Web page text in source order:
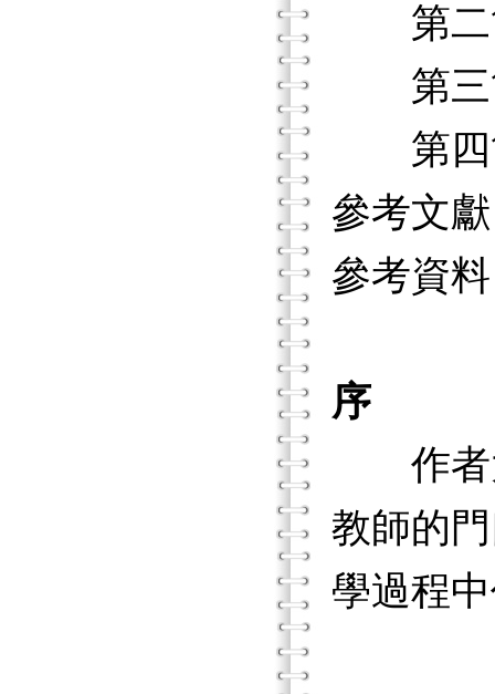
第二
第三
第四
參考文獻
參考資料
序
作者大
教師的
學過程